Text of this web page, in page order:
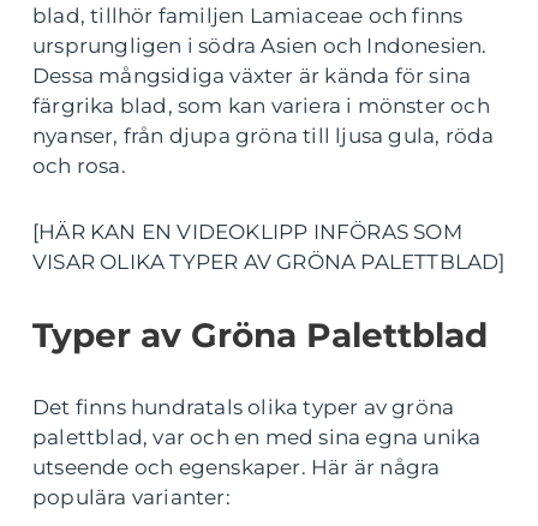
blad, tillhör familjen Lamiaceae och finns
ursprungligen i södra Asien och Indonesien.
Dessa mångsidiga växter är kända för sina
färgrika blad, som kan variera i mönster och
nyanser, från djupa gröna till ljusa gula, röda
och rosa.
[HÄR KAN EN VIDEOKLIPP INFÖRAS SOM
VISAR OLIKA TYPER AV GRÖNA PALETTBLAD]
Typer av Gröna Palettblad
Det finns hundratals olika typer av gröna
palettblad, var och en med sina egna unika
utseende och egenskaper. Här är några
populära varianter: